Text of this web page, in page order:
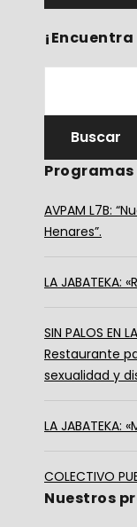
Programas
AVPAM L7B:
Henares”.
LA JABATEKA:
SIN PALOS EN
Restaurante
sexualidad y
LA JABATEKA:
COLECTIVO
Nuestros